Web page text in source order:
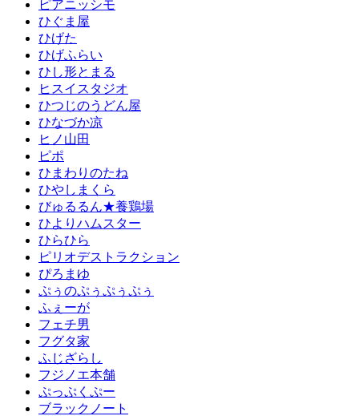
ピアニッシモ
ひぐま屋
ひげた
ひげふらい
ひし形とまる
ヒスイスタジオ
ひつじのうどん屋
ひなづか凉
ヒノ山田
ピポ
ひまわりのたね
ひやしまくら
びゅるるん★養鶏場
ひよりハムスター
ひらひら
ピリオデストラクション
ぴろまゆ
ぷぅのぷぅぷぅぷぅ
ふぇーが
フェチ男
フグタ家
ふじざらし
フジノエ本舗
ぷっぷくぷー
ブラックノート